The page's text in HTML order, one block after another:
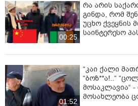
00:25
რა არის
გინდა, რომ
უცხო ქვეყნის
საინტერესო
01:52
“კაი ქალი
“ბოზ**ა!..“
მოსაკლავია“
მოსახლეობა